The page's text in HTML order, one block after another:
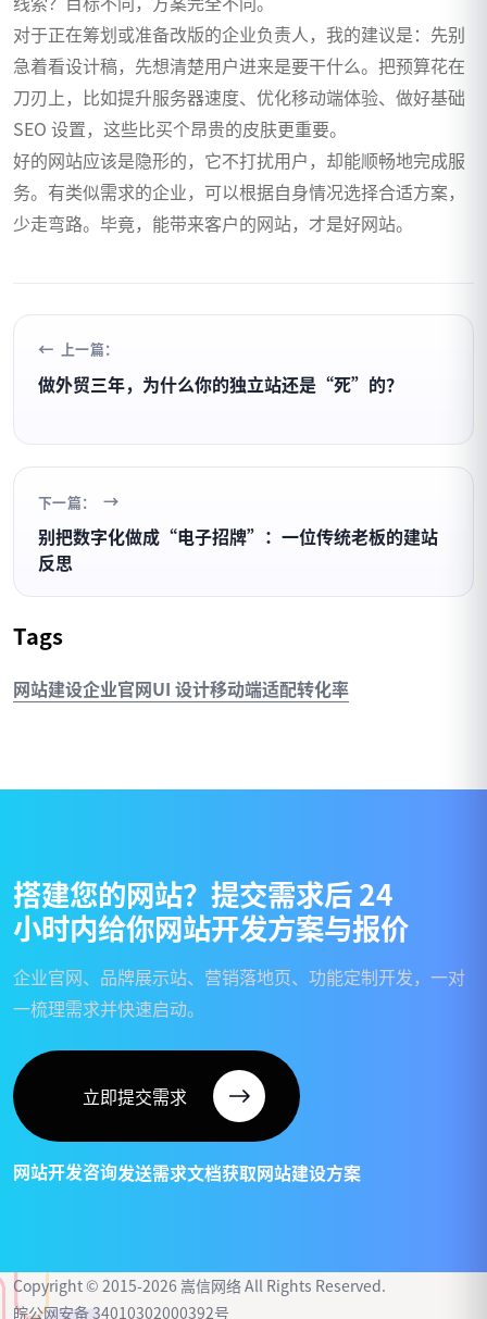
对于正在筹划或准备改版的企业负责人，我的建议是：先别
急着看设计稿，先想清楚用户进来是要干什么。把预算花在
刀刃上，比如提升服务器速度、优化移动端体验、做好基础
SEO 设置，这些比买个昂贵的皮肤更重要。
好的网站应该是隐形的，它不打扰用户，却能顺畅地完成服
务。有类似需求的企业，可以根据自身情况选择合适方案，
少走弯路。毕竟，能带来客户的网站，才是好网站。
上一篇：
做外贸三年，为什么你的独立站还是“死”的？
下一篇：
别把数字化做成“电子招牌”：一位传统老板的建站
反思
Tags
网站建设企业官网UI 设计移动端适配转化率
搭建您的网站？ 提交需求后24
小时内给你网站开发方案与报价
企业官网、品牌展示站、营销落地页、功能定制开发，一对
一梳理需求并快速启动。
立即提交需求
网站开发咨询发送需求文档获取网站建设方案
Copyright © 2015-2026 嵩信网络 All Rights Reserved.
皖公网安备 34010302000392号